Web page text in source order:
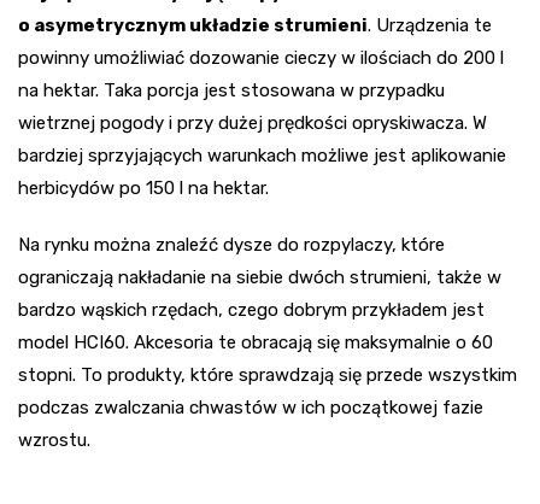
o asymetrycznym układzie strumieni. Urządzenia te
powinny umożliwiać dozowanie cieczy w ilościach do 200 l
na hektar. Taka porcja jest stosowana w przypadku
wietrznej pogody i przy dużej prędkości opryskiwacza. W
bardziej sprzyjających warunkach możliwe jest aplikowanie
herbicydów po 150 l na hektar.
Na rynku można znaleźć dysze do rozpylaczy, które
ograniczają nakładanie na siebie dwóch strumieni, także w
bardzo wąskich rzędach, czego dobrym przykładem jest
model HCI60. Akcesoria te obracają się maksymalnie o 60
stopni. To produkty, które sprawdzają się przede wszystkim
podczas zwalczania chwastów w ich początkowej fazie
wzrostu.